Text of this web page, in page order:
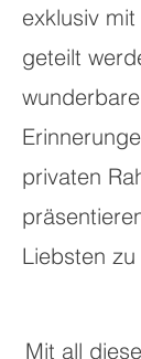
exklusiv
geteilt
privaten
Liebsten zu
Mit all